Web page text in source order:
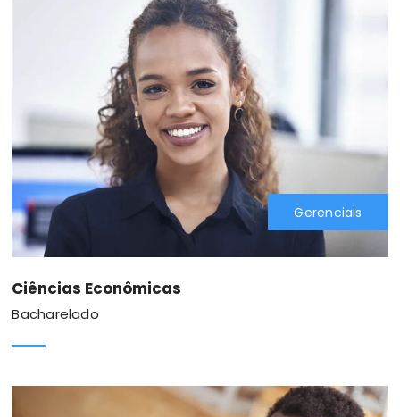
Gerenciais
Ciências Econômicas
Bacharelado